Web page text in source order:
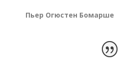
Пьер Огюстен Бомарше